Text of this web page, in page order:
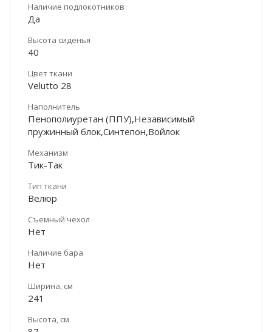
Наличие подлокотников
Да
Высота сиденья
40
Цвет ткани
Velutto 28
Наполнитель
Пенополиуретан (ППУ),Независимый
пружинный блок,Синтепон,Войлок
Механизм
Тик-Так
Тип ткани
Велюр
Съемный чехол
Нет
Наличие бара
Нет
Ширина, см
241
Высота, см